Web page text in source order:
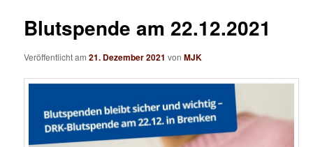
t
r
s
N
a
v
Blutspende am 22.12.2021
Veröffentlicht am21. Dezember 2021 vonMJK